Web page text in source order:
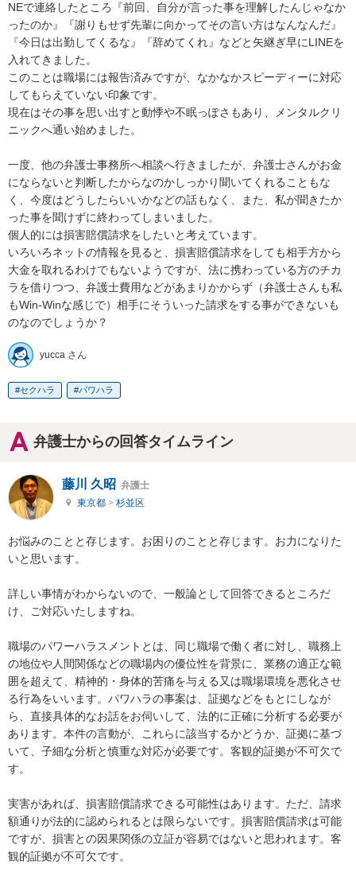
NEで連絡したところ『前回、自分が言った事を理解したんじゃなか
ったのか』『謝りもせず先輩に向かってその言い方はなんなんだ』
『今日は出勤してくるな』『辞めてくれ』などと矢継ぎ早にLINEを
入れてきました。
このことは職場には報告済みですが、なかなかスピーディーに対応
してもらえていない印象です。
現在はその事を思い出すと動悸や不眠っぽさもあり、メンタルクリ
ニックへ通い始めました。
一度、他の弁護士事務所へ相談へ行きましたが、弁護士さんがお金
にならないと判断したからなのかしっかり聞いてくれることもな
く、今度はどうしたらいいかなどの話もなく、また、私が聞きたか
った事を聞けずに終わってしまいました。
個人的には損害賠償請求をしたいと考えています。
いろいろネットの情報を見ると、損害賠償請求をしても相手方から
大金を取れるわけでもないようですが、法に携わっている方のチカ
ラを借りつつ、弁護士費用などがあまりかからず（弁護士さんも私
もWin-Winな感じで）相手にそういった請求をする事ができないも
のなのでしょうか？
yucca さん
セクハラ パワハラ
弁護士からの回答タイムライン
藤川 久昭 弁護士
東京都 > 杉並区
お悩みのことと存じます。お困りのことと存じます。お力になりた
いと思います。
詳しい事情がわからないので、一般論として回答できるところだ
け、ご対応いたしますね。
職場のパワーハラスメントとは、同じ職場で働く者に対し、職務上
の地位や人間関係などの職場内の優位性を背景に、業務の適正な範
囲を超えて、精神的・身体的苦痛を与える又は職場環境を悪化させ
る行為をいいます。パワハラの事案は、証拠などをもとにしなが
ら、直接具体的なお話をお伺いして、法的に正確に分析する必要が
あります。本件の言動が、これらに該当するかどうか、証拠に基づ
いて、子細な分析と慎重な対応が必要です。客観的証拠が不可欠で
す。
実害があれば、損害賠償請求できる可能性はあります。ただ、請求
額通りが法的に認められるとは限らないです。損害賠償請求は可能
ですが、損害との因果関係の立証が容易ではないと思われます。客
観的証拠が不可欠です。